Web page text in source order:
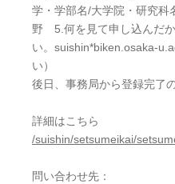
学・学部名/大学院・研究
野 5.何を見て申し込んだ
い。suishin*biken.osaka-
い）
後日、事務局から登録完了
詳細はこちら
/suishin/setsumeikai/
問い合わせ先：